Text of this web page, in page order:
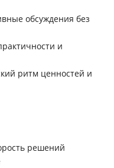
обсуждения без
и
ритм ценностей и
решений